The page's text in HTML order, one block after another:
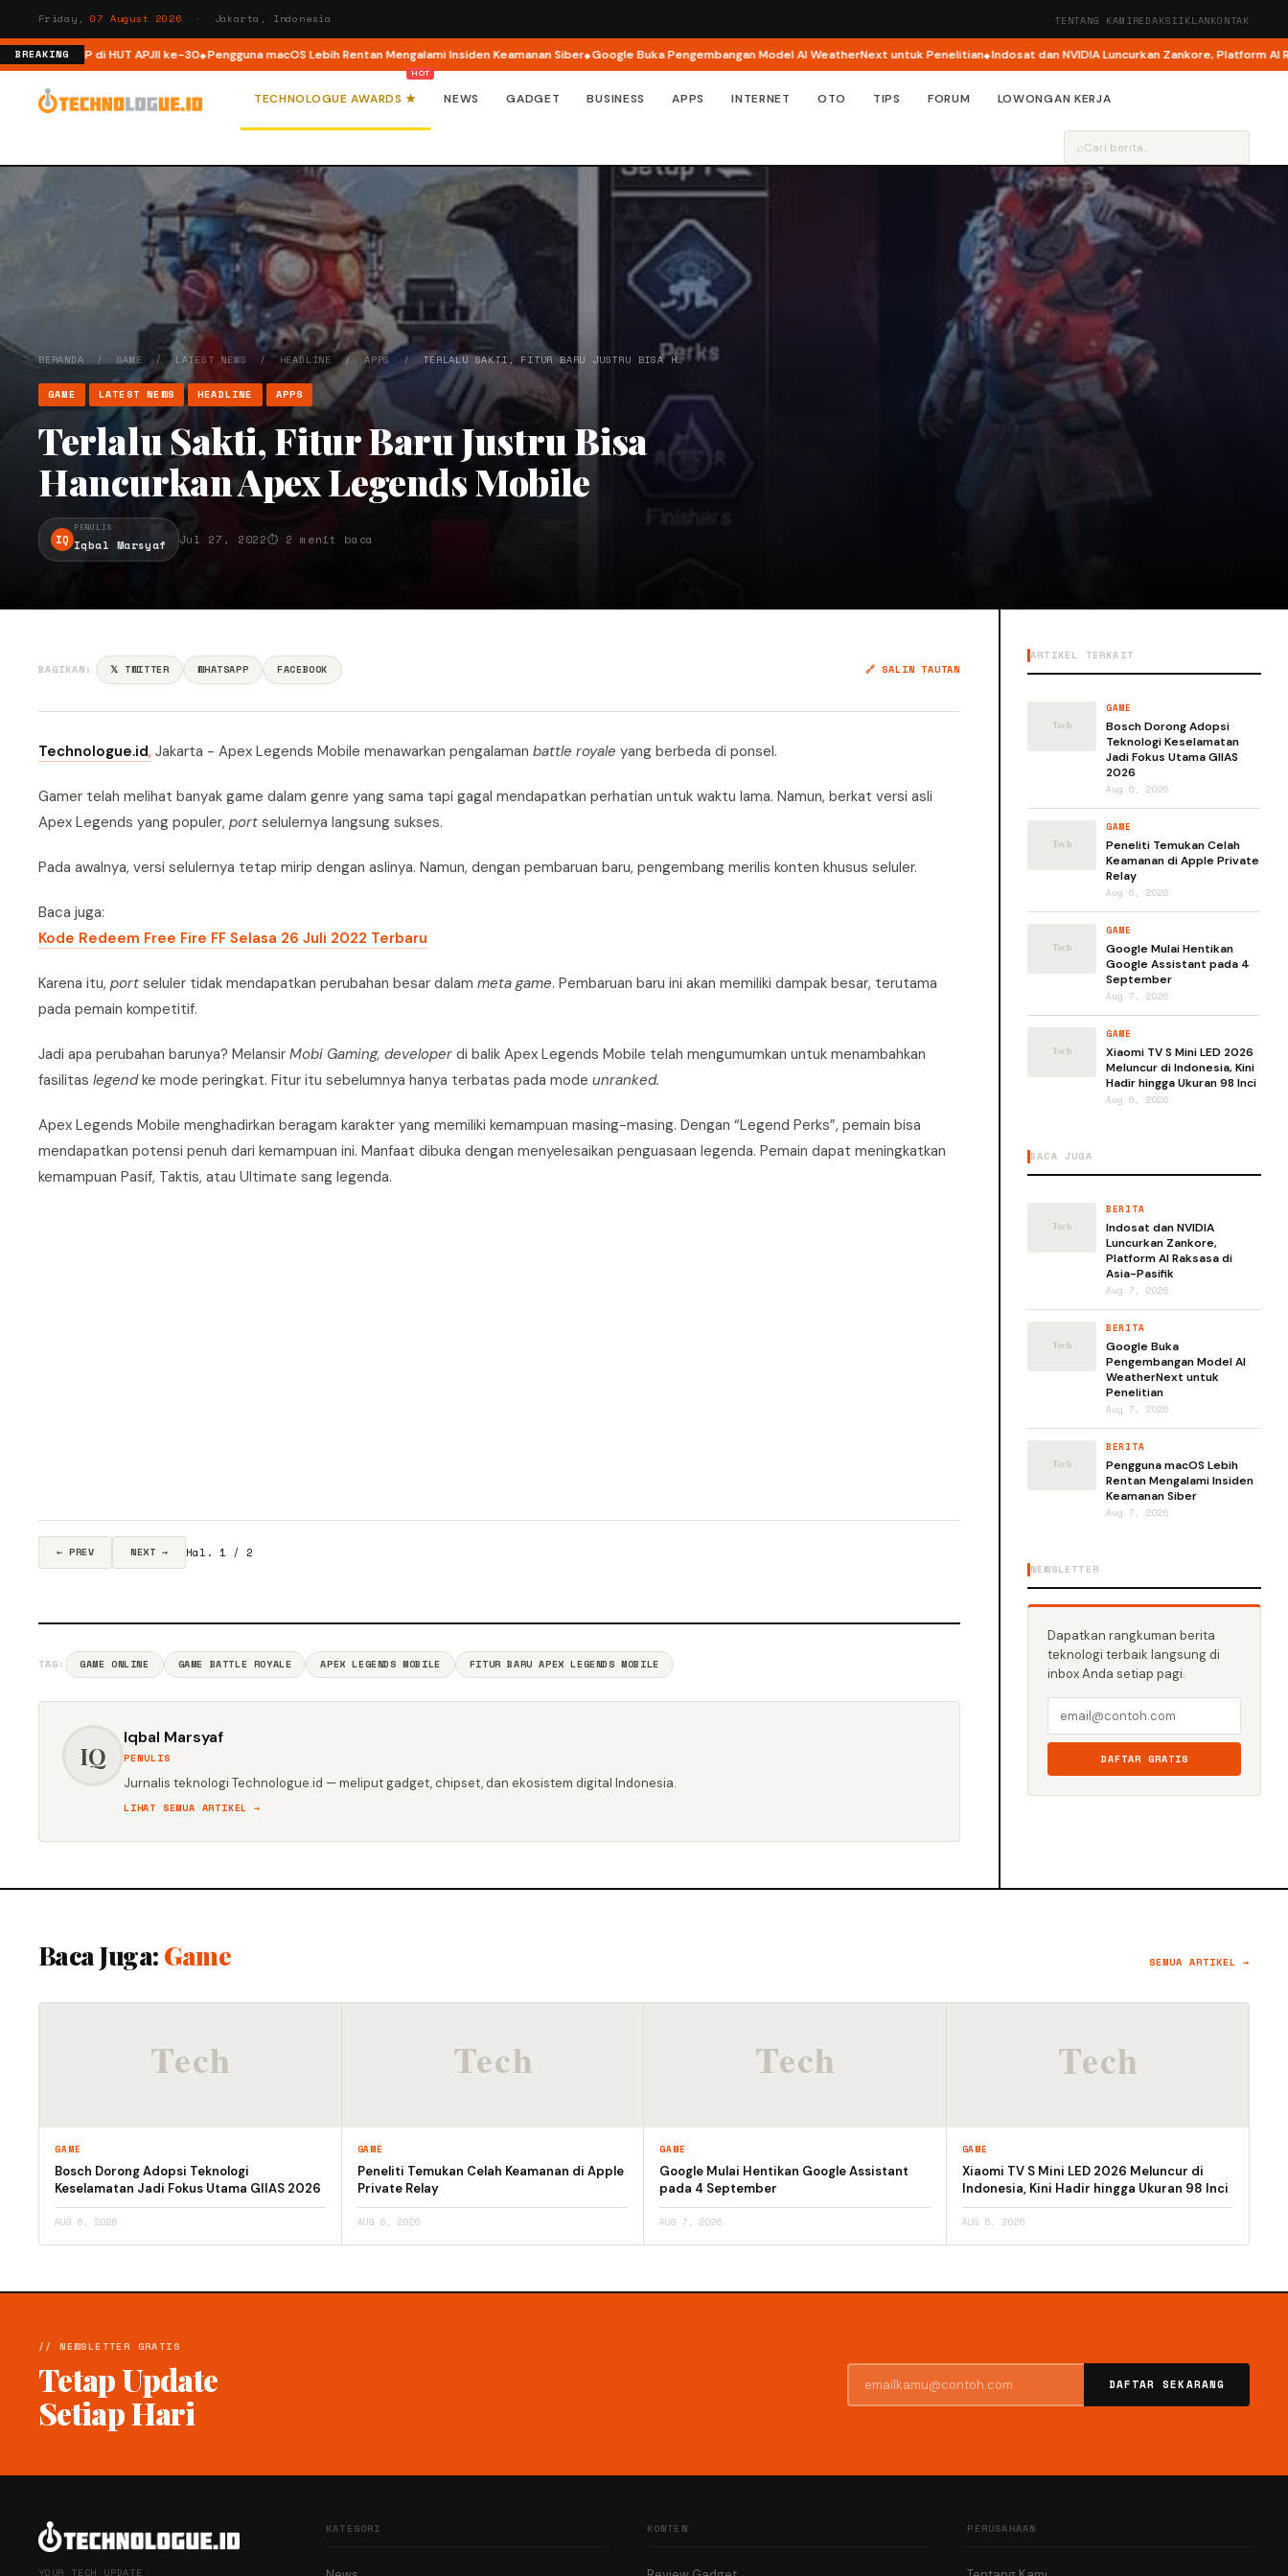
Friday,07 August 2026 · Jakarta, Indonesia TENTANG KAMIREDAKSIIKLANKONTAK
BREAKING
ISP di HUT APJII ke-30 Pengguna macOS Lebih Rentan Mengalami Insiden Keamanan Siber Google Buka Pengembangan Model AI WeatherNext untuk Penelitian Indosat dan NVIDIA Luncurkan Zankore, Platform AI
TECHNOLOGUE AWARDS ★ NEWS GADGET BUSINESS APPS INTERNET OTO TIPS FORUM LOWONGAN KERJA
⌕
BERANDA / GAME / LATEST NEWS / HEADLINE /APPS / TERLALU SAKTI, FITUR BARU JUSTRU BISA H…
GAME LATEST NEWS HEADLINE APPS
Terlalu Sakti, Fitur Baru Justru Bisa
Hancurkan Apex Legends Mobile
IQ
PENULIS
Iqbal Marsyaf Jul 27, 2022⏱ 2 menit baca
BAGIKAN: 𝕏 TWITTER WHATSAPP FACEBOOK 🔗 SALIN TAUTAN
Technologue.id, Jakarta - Apex Legends Mobile menawarkan pengalaman battle royale yang berbeda di ponsel.
Gamer telah melihat banyak game dalam genre yang sama tapi gagal mendapatkan perhatian untuk waktu lama. Namun, berkat versi asli
Apex Legends yang populer, port selulernya langsung sukses.
Pada awalnya, versi selulernya tetap mirip dengan aslinya. Namun, dengan pembaruan baru, pengembang merilis konten khusus seluler.
Baca juga:
Kode Redeem Free Fire FF Selasa 26 Juli 2022 Terbaru
Karena itu, port seluler tidak mendapatkan perubahan besar dalam meta game. Pembaruan baru ini akan memiliki dampak besar, terutama
pada pemain kompetitif.
Jadi apa perubahan barunya? Melansir Mobi Gaming, developer di balik Apex Legends Mobile telah mengumumkan untuk menambahkan
fasilitas legendke mode peringkat. Fitur itu sebelumnya hanya terbatas pada mode unranked.
Apex Legends Mobile menghadirkan beragam karakter yang memiliki kemampuan masing-masing. Dengan “Legend Perks”, pemain bisa
mendapatkan potensi penuh dari kemampuan ini. Manfaat dibuka dengan menyelesaikan penguasaan legenda. Pemain dapat meningkatkan
kemampuan Pasif, Taktis, atau Ultimate sang legenda.
← PREV NEXT → Hal. 1 / 2
TAG: GAME ONLINE GAME BATTLE ROYALE APEX LEGENDS MOBILE FITUR BARU APEX LEGENDS MOBILE
IQ
Iqbal Marsyaf
PENULIS
Jurnalis teknologi Technologue.id — meliput gadget, chipset, dan ekosistem digital Indonesia.
LIHAT SEMUA ARTIKEL →
ARTIKEL TERKAIT
GAME
Bosch Dorong Adopsi
Teknologi Keselamatan
Jadi Fokus Utama GIIAS
2026
Aug 6, 2026
GAME
Peneliti Temukan Celah
Keamanan di Apple Private
Relay
Aug 6, 2026
GAME
Google Mulai Hentikan
Google Assistant pada 4
September
Aug 7, 2026
GAME
Xiaomi TV S Mini LED 2026
Meluncur di Indonesia, Kini
Hadir hingga Ukuran 98 Inci
Aug 6, 2026
BACA JUGA
BERITA
Indosat dan NVIDIA
Luncurkan Zankore,
Platform AI Raksasa di
Asia-Pasifik
Aug 7, 2026
BERITA
Google Buka
Pengembangan Model AI
WeatherNext untuk
Penelitian
Aug 7, 2026
BERITA
Pengguna macOS Lebih
Rentan Mengalami Insiden
Keamanan Siber
Aug 7, 2026
NEWSLETTER
Dapatkan rangkuman berita
teknologi terbaik langsung di
inbox Anda setiap pagi.
DAFTAR GRATIS
Baca Juga: Game SEMUA ARTIKEL →
GAME
Bosch Dorong Adopsi Teknologi
Keselamatan Jadi Fokus Utama GIIAS 2026
AUG 6, 2026
GAME
Peneliti Temukan Celah Keamanan di Apple
Private Relay
AUG 6, 2026
GAME
Google Mulai Hentikan Google Assistant
pada 4 September
AUG 7, 2026
GAME
Xiaomi TV S Mini LED 2026 Meluncur di
Indonesia, Kini Hadir hingga Ukuran 98 Inci
AUG 6, 2026
// NEWSLETTER GRATIS
Tetap Update
Setiap Hari
DAFTAR SEKARANG
YOUR TECH UPDATE
KATEGORI KONTEN PERUSAHAAN